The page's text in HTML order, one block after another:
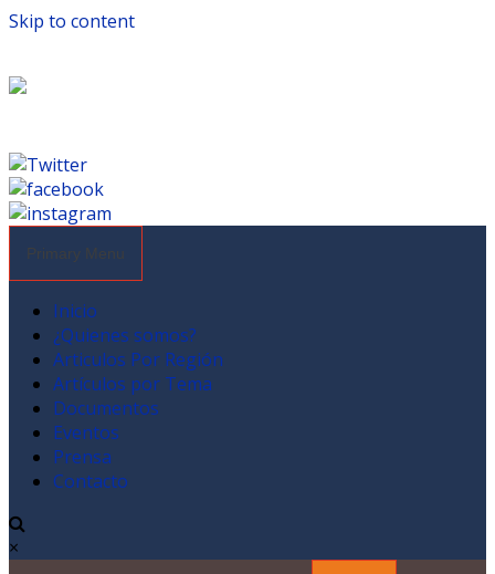
Skip to content
Primary Menu
Inicio
¿Quienes somos?
Articulos Por Región
Artículos por Tema
Documentos
Eventos
Prensa
Contacto
×